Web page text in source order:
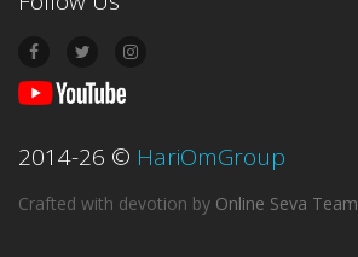
2014-26 © HariOmGroup
Crafted with devotion by Online Seva Team